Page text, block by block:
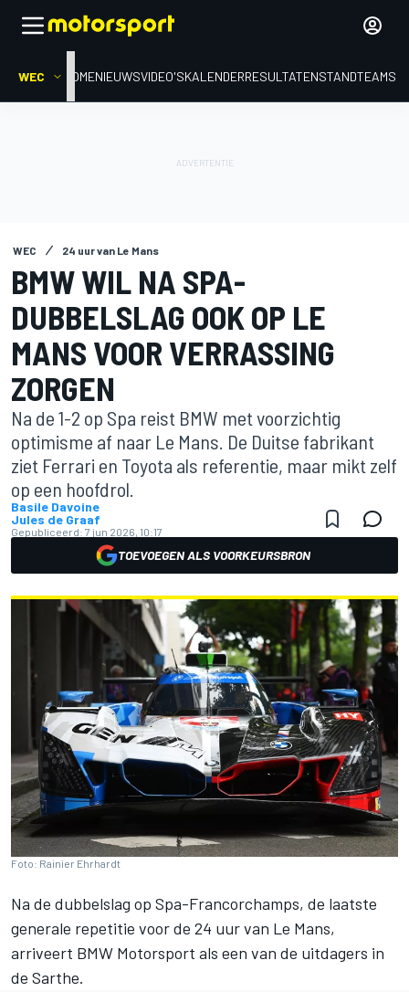
WEC HOMENIEUWSVIDEO'SKALENDERRESULTATENSTANDTEAMS
WEC 24 uur van Le Mans
BMW WIL NA SPA-
DUBBELSLAG OOK OP LE
MANS VOOR VERRASSING
ZORGEN
Na de 1-2 op Spa reist BMW met voorzichtig
optimisme af naar Le Mans. De Duitse fabrikant
ziet Ferrari en Toyota als referentie, maar mikt zelf
op een hoofdrol.
Basile Davoine
Jules de Graaf
Gepubliceerd: 7 jun 2026, 10:17
TOEVOEGEN ALS VOORKEURSBRON
Foto: Rainier Ehrhardt
Na de dubbelslag op Spa-Francorchamps, de laatste
generale repetitie voor de 24 uur van Le Mans,
arriveert BMW Motorsport als een van de uitdagers in
de Sarthe.